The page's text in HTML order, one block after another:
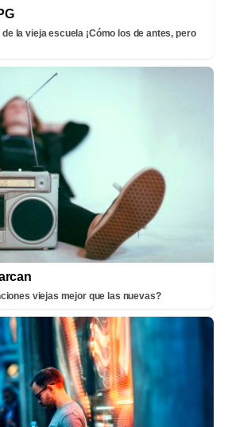
la vieja escuela ¡Cómo los de antes, pero
viejas mejor que las nuevas?